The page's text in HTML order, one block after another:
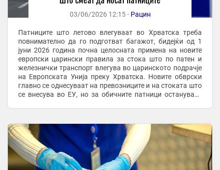
03/06/2026 12:15 - Рацин
Патниците што летово влегуваат во Хрватска треба
повнимателно да го подготват багажот, бидејќи од 1
јуни 2026 година почна целосната примена на новите
европски царински правила за стока што по патен и
железнички транспорт влегува во царинското подрачје
на Европската Унија преку Хрватска. Новите обврски
главно се однесуваат на превозниците и на стоката што
се внесува во ЕУ, но за обичните патници остануваат